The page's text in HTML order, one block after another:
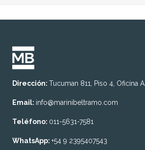
Dirección: Tucuman 811, Piso 4, Oficina A.
Email: info@marinibeltramo.com
Teléfono: 011-5631-7581
WhatsApp: +54 9 2395407543